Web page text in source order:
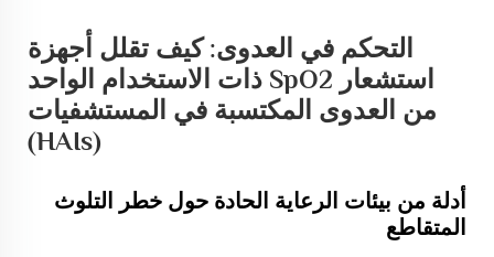
التحكم في العدوى: كيف تقلل أجهزة
استشعار SpO2 ذات الاستخدام الواحد
من العدوى المكتسبة في المستشفيات
(HAIs)
أدلة من بيئات الرعاية الحادة حول خطر التلوث
المتقاطع